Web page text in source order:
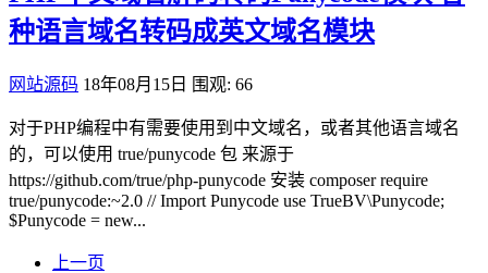
种语言域名转码成英文域名模块
网站源码 18年08月15日 围观: 66
对于PHP编程中有需要使用到中文域名，或者其他语言域名
的，可以使用 true/punycode 包 来源于
https://github.com/true/php-punycode 安装 composer require
true/punycode:~2.0 // Import Punycode use TrueBV\Punycode;
$Punycode = new...
上一页